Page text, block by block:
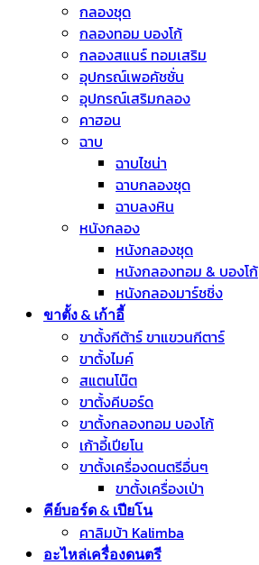
กลองชุด
กลองทอม บองโก้
กลองสแนร์ ทอมเสริม
อุปกรณ์เพอคัชชั่น
อุปกรณ์เสริมกลอง
คาฮอน
ฉาบ
ฉาบไชน่า
ฉาบกลองชุด
ฉาบลงหิน
หนังกลอง
หนังกลองชุด
หนังกลองทอม & บองโก้
หนังกลองมาร์ชชิ่ง
ขาตั้ง & เก้าอี้
ขาตั้งกีต้าร์ ขาแขวนกีตาร์
ขาตั้งไมค์
สแตนโน๊ต
ขาตั้งคีบอร์ด
ขาตั้งกลองทอม บองโก้
เก้าอี้เปียโน
ขาตั้งเครื่องดนตรีอื่นๆ
ขาตั้งเครื่องเป่า
คีย์บอร์ด & เปียโน
คาลิมบ้า Kalimba
อะไหล่เครื่องดนตรี